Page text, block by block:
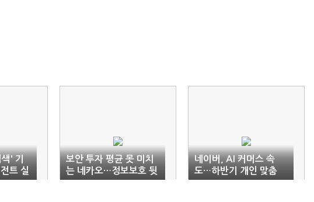
' 기
트 실
보안 투자 평균 못 미치
는 네카오…정보보호 뒷
걸음질 우려
네이버, AI 커머스 속
도…하반기 개인 맞춤
서비스 강화